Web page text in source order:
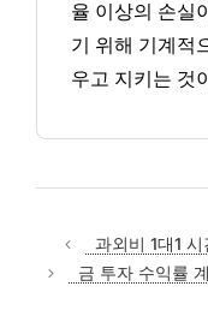
율 이상의 손실
기 위해 기계적
우고 지키는 것
과외비 1대1
금 투자 수익률